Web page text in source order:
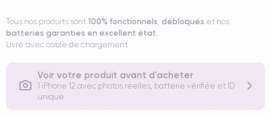
Tous nos produits sont 100% fonctionnels, débloqués et nos
batteries garanties en excellent état.
Livré avec cable de chargement.
Voir votre produit avant d'acheter
1 iPhone 12 avec photos réelles, batterie vérifiée et ID
unique